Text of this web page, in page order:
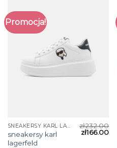
Promocja!
sneakersy karl
lagerfeld
zł232.00
zł166.00